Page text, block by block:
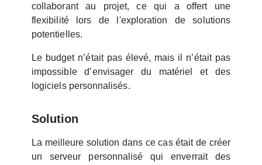
collaborant au projet, ce qui a offert une
flexibilité lors de l'exploration de solutions
potentielles.
Le budget n’était pas élevé, mais il n’était pas
impossible d’envisager du matériel et des
logiciels personnalisés.
Solution
La meilleure solution dans ce cas était de créer
un serveur personnalisé qui enverrait des